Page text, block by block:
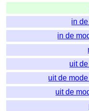
in
in de
uit
uit de
uit de